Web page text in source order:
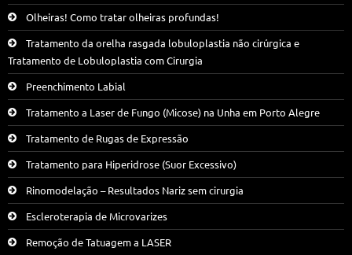
Olheiras! Como tratar olheiras profundas!
Tratamento da orelha rasgada lobuloplastia não cirúrgica e
Tratamento de Lobuloplastia com Cirurgia
Preenchimento Labial
Tratamento a Laser de Fungo (Micose) na Unha em Porto Alegre
Tratamento de Rugas de Expressão
Tratamento para Hiperidrose (Suor Excessivo)
Rinomodelação – Resultados Nariz sem cirurgia
Escleroterapia de Microvarizes
Remoção de Tatuagem a LASER